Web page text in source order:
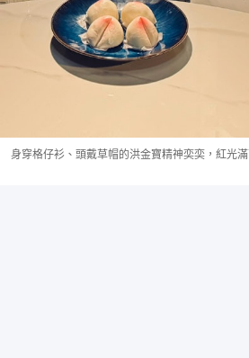
身穿格仔衫、頭戴草帽的洪金寶精神奕奕，紅光滿